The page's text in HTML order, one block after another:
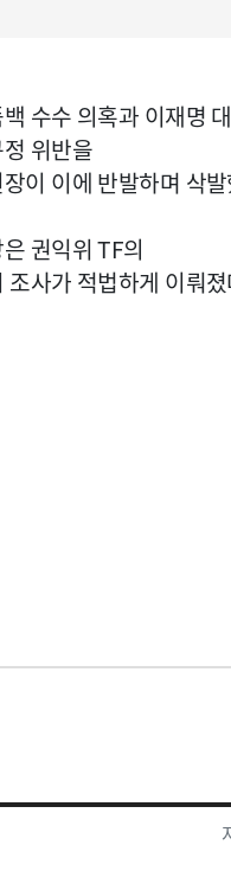
수수 의혹과 이재명
위반을
이 이에 반발하며 삭
권익위 TF의
사가 적법하게 이뤄